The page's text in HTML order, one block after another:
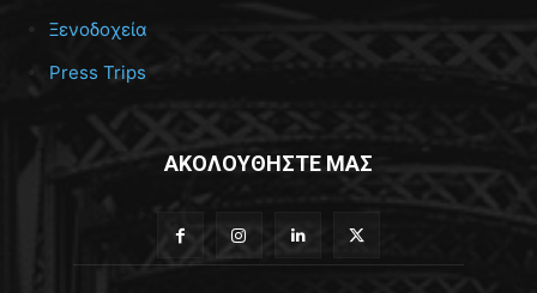
Ξενοδοχεία
Press Trips
ΑΚΟΛΟΥΘΗΣΤΕ ΜΑΣ